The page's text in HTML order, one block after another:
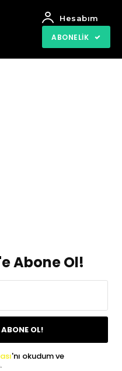
Hesabım
ABONELIK
Abone Ol!
ABONE OL!
'nı okudum ve